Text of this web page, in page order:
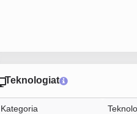
Teknologiat
Kategoria